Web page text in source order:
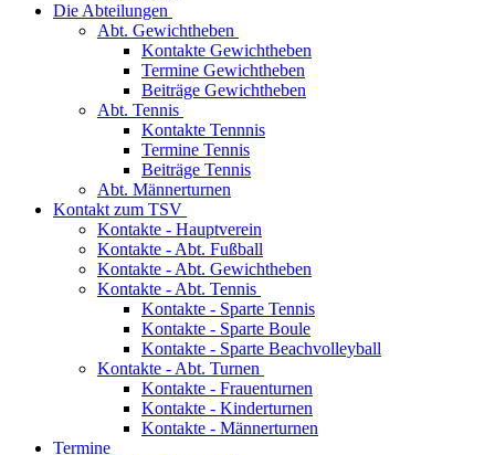
Die Abteilungen
Abt. Gewichtheben
Kontakte Gewichtheben
Termine Gewichtheben
Beiträge Gewichtheben
Abt. Tennis
Kontakte Tennnis
Termine Tennis
Beiträge Tennis
Abt. Männerturnen
Kontakt zum TSV
Kontakte - Hauptverein
Kontakte - Abt. Fußball
Kontakte - Abt. Gewichtheben
Kontakte - Abt. Tennis
Kontakte - Sparte Tennis
Kontakte - Sparte Boule
Kontakte - Sparte Beachvolleyball
Kontakte - Abt. Turnen
Kontakte - Frauenturnen
Kontakte - Kinderturnen
Kontakte - Männerturnen
Termine